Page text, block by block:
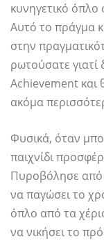
κυνηγετικό όπλο
Αυτό το πράγμα
στην
ρωτούσατε
Achievement και
ακόμα
Φυσικά, όταν
παιχνίδι
Πυροβόλησε από
να παγώσει το
όπλο από τα
να νικήσει το